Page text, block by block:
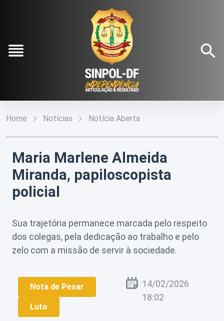
Pular para o Conteúdo principal
Sinpol-
Diretoria
Executiva
Estatuto
Social
Perguntas
Frequentes
Notícias
Galeria
Fale
Filie-
se
Home Notícias Notícia Aberta
Maria Marlene Almeida
Miranda, papiloscopista
policial
Sua trajetória permanece marcada pelo respeito
dos colegas, pela dedicação ao trabalho e pelo
zelo com a missão de servir à sociedade.
Nota de Pesar
Luto
14/02/2026
18:02